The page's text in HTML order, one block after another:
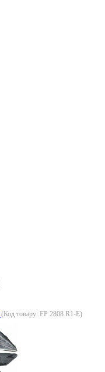
(Код товару: FP 2808 R1-E)